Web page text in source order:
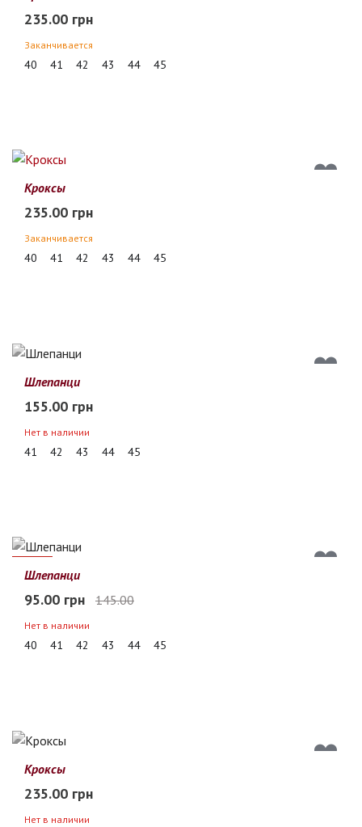
235.00 грн
Заканчивается
40 41 42 43 44 45
Кроксы
235.00 грн
Заканчивается
40 41 42 43 44 45
Шлепанци
155.00 грн
Нет в наличии
41 42 43 44 45
34%
Шлепанци
95.00 грн 145.00
Нет в наличии
40 41 42 43 44 45
Кроксы
235.00 грн
Нет в наличии